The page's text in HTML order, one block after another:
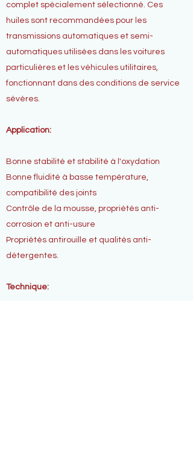
complet spécialement sélectionné. Ces
huiles sont recommandées pour les
transmissions automatiques et semi-
automatiques utilisées dans les voitures
particulières et les véhicules utilitaires,
fonctionnant dans des conditions de service
sévères.
Application:
Bonne stabilité et stabilité à l'oxydation
Bonne fluidité à basse température,
compatibilité des joints
Contrôle de la mousse, propriétés anti-
corrosion et anti-usure
Propriétés antirouille et qualités anti-
détergentes.
Technique: